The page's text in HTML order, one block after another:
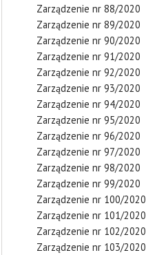
Zarządzenie nr 88/2020
Zarządzenie nr 89/2020
Zarządzenie nr 90/2020
Zarządzenie nr 91/2020
Zarządzenie nr 92/2020
Zarządzenie nr 93/2020
Zarządzenie nr 94/2020
Zarządzenie nr 95/2020
Zarządzenie nr 96/2020
Zarządzenie nr 97/2020
Zarządzenie nr 98/2020
Zarządzenie nr 99/2020
Zarządzenie nr 100/2020
Zarządzenie nr 101/2020
Zarządzenie nr 102/2020
Zarządzenie nr 103/2020